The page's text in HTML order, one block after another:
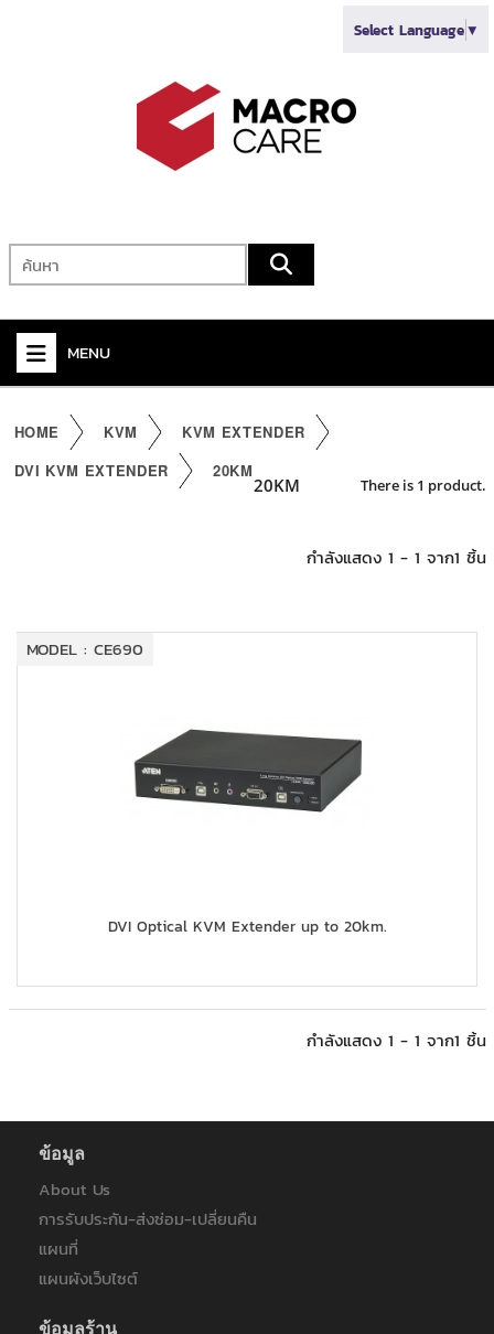
Select Language▼
MENU
+
HOME KVM
KVM EXTENDER
DVI KVM EXTENDER
20KM
20KM There is 1 product.
กำลังแสดง 1 - 1 จาก1 ชิ้น
MODEL : CE690
DVI Optical KVM Extender up to 20km.
กำลังแสดง 1 - 1 จาก1 ชิ้น
ข้อมูล
About Us
การรับประกัน-ส่งซ่อม-เปลี่ยนคืน
แผนที่
แผนผังเว็บไซต์
ข้อมูลร้าน